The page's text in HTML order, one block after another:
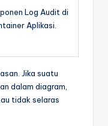
Log Audit di
Aplikasi.
Jika suatu
dalam diagram,
tidak selaras